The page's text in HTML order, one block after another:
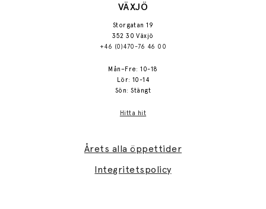
VÄXJÖ
Storgatan 19
352 30 Växjö
+46 (0)470-76 46 00
Mån–Fre: 10-18
Lör: 10-14
Sön: Stängt
Hitta hit
Årets alla öppettider
Integritetspolicy